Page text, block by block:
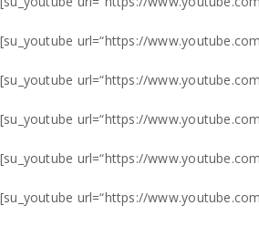
[su_youtube url=“https://
[su_youtube url=“https://
[su_youtube url=“https://
[su_youtube url=“https://
[su_youtube url=“https://